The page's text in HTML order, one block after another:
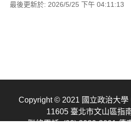
最後更新於: 2026/5/25 下午 04:11:13
Copyright © 2021 國立政治大學
11605 臺北市文山區指
聯絡電話: (02) 2939-3091 傳